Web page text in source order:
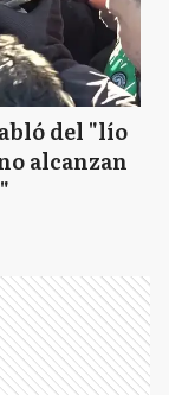
del "lío
alcanzan